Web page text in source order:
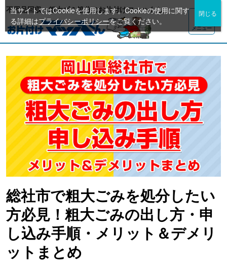
不用品回収・粗大ゴミ処分のお片付けマッハくん
メニュー
総社市で粗大ごみを処分したい
方必見！粗大ごみの出し方・申
し込み手順・メリット＆デメリ
ットまとめ
当サイトではCookieを使用します。Cookieの使用に関す
る詳細はプライバシーポリシーをご覧ください。